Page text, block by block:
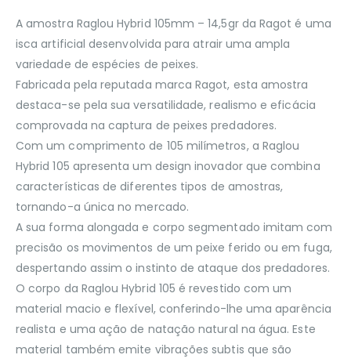
A amostra Raglou Hybrid 105mm – 14,5gr da Ragot é uma
isca artificial desenvolvida para atrair uma ampla
variedade de espécies de peixes.
Fabricada pela reputada marca Ragot, esta amostra
destaca-se pela sua versatilidade, realismo e eficácia
comprovada na captura de peixes predadores.
Com um comprimento de 105 milímetros, a Raglou
Hybrid 105 apresenta um design inovador que combina
características de diferentes tipos de amostras,
tornando-a única no mercado.
A sua forma alongada e corpo segmentado imitam com
precisão os movimentos de um peixe ferido ou em fuga,
despertando assim o instinto de ataque dos predadores.
O corpo da Raglou Hybrid 105 é revestido com um
material macio e flexível, conferindo-lhe uma aparência
realista e uma ação de natação natural na água. Este
material também emite vibrações subtis que são